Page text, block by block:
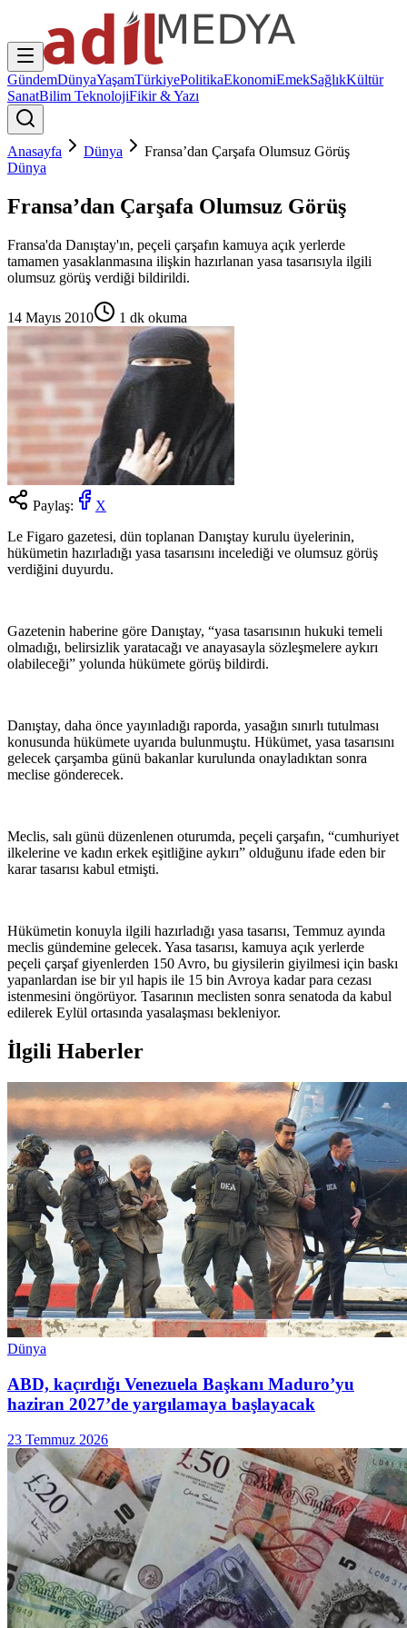
GündemDünyaYaşamTürkiyePolitikaEkonomiEmekSağlıkKültür
SanatBilim TeknolojiFikir & Yazı
Anasayfa Dünya
Fransa’dan Çarşafa Olumsuz Görüş
Dünya
Fransa’dan Çarşafa Olumsuz Görüş
Fransa'da Danıştay'ın, peçeli çarşafın kamuya açık yerlerde
tamamen yasaklanmasına ilişkin hazırlanan yasa tasarısıyla ilgili
olumsuz görüş verdiği bildirildi.
14 Mayıs 2010 1 dk okuma
Paylaş:
X
Le Figaro gazetesi, dün toplanan Danıştay kurulu üyelerinin,
hükümetin hazırladığı yasa tasarısını incelediği ve olumsuz görüş
verdiğini duyurdu.
Gazetenin haberine göre Danıştay, “yasa tasarısının hukuki temeli
olmadığı, belirsizlik yaratacağı ve anayasayla sözleşmelere aykırı
olabileceği” yolunda hükümete görüş bildirdi.
Danıştay, daha önce yayınladığı raporda, yasağın sınırlı tutulması
konusunda hükümete uyarıda bulunmuştu. Hükümet, yasa tasarısını
gelecek çarşamba günü bakanlar kurulunda onayladıktan sonra
meclise gönderecek.
Meclis, salı günü düzenlenen oturumda, peçeli çarşafın, “cumhuriyet
ilkelerine ve kadın erkek eşitliğine aykırı” olduğunu ifade eden bir
karar tasarısı kabul etmişti.
Hükümetin konuyla ilgili hazırladığı yasa tasarısı, Temmuz ayında
meclis gündemine gelecek. Yasa tasarısı, kamuya açık yerlerde
peçeli çarşaf giyenlerden 150 Avro, bu giysilerin giyilmesi için baskı
yapanlardan ise bir yıl hapis ile 15 bin Avroya kadar para cezası
istenmesini öngörüyor. Tasarının meclisten sonra senatoda da kabul
edilerek Eylül ortasında yasalaşması bekleniyor.
İlgili Haberler
Dünya
ABD, kaçırdığı Venezuela Başkanı Maduro’yu
haziran 2027’de yargılamaya başlayacak
23 Temmuz 2026